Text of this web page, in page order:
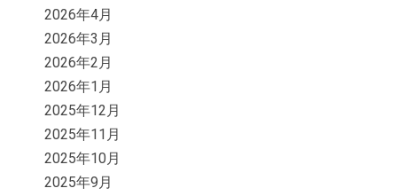
2026年4月
2026年3月
2026年2月
2026年1月
2025年12月
2025年11月
2025年10月
2025年9月